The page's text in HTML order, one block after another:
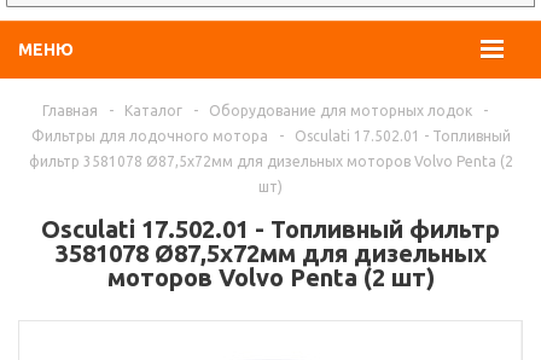
МЕНЮ
Главная - Каталог - Оборудование для моторных лодок
-
Фильтры для лодочного мотора
-
Osculati 17.502.01 - Топливный
фильтр 3581078 Ø87,5x72мм для дизельных моторов Volvo Penta (2
шт)
Osculati 17.502.01 - Топливный фильтр
3581078 Ø87,5x72мм для дизельных
моторов Volvo Penta (2 шт)